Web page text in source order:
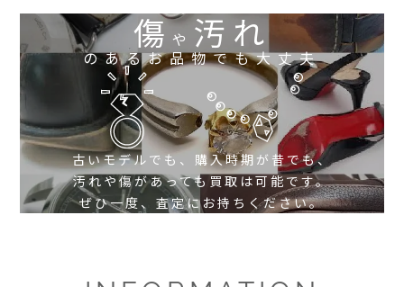
傷や 汚れ
のあるお品物でも大丈夫
古いモデルでも、購入時期が昔でも、
汚れや傷があっても買取は可能です。
ぜひ一度、査定にお持ちください。